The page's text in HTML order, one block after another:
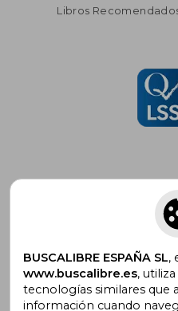
Libros
Suscríbete para
BUSCALIBRE ESPAÑA SL,
www.buscalibre.es,
tecnologías similares que
información cuando